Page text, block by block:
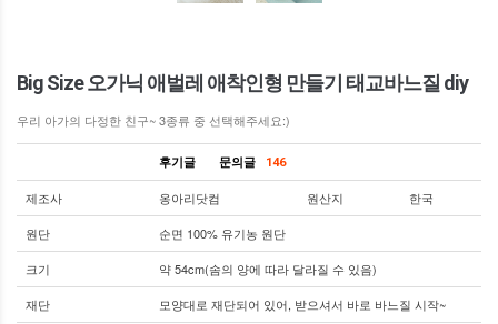
Big Size 오가닉 애벌레 애착인형 만들기 태교바느질 diy
우리 아가의 다정한 친구~ 3종류 중 선택해주세요:)
후기글 문의글 146
제조사 옹아리닷컴 원산지
한국
원단
순면 100% 유기농 원단
크기
약 54cm(솜의 양에 따라 달라질 수 있음)
재단
모양대로 재단되어 있어, 받으셔서 바로 바느질 시작~